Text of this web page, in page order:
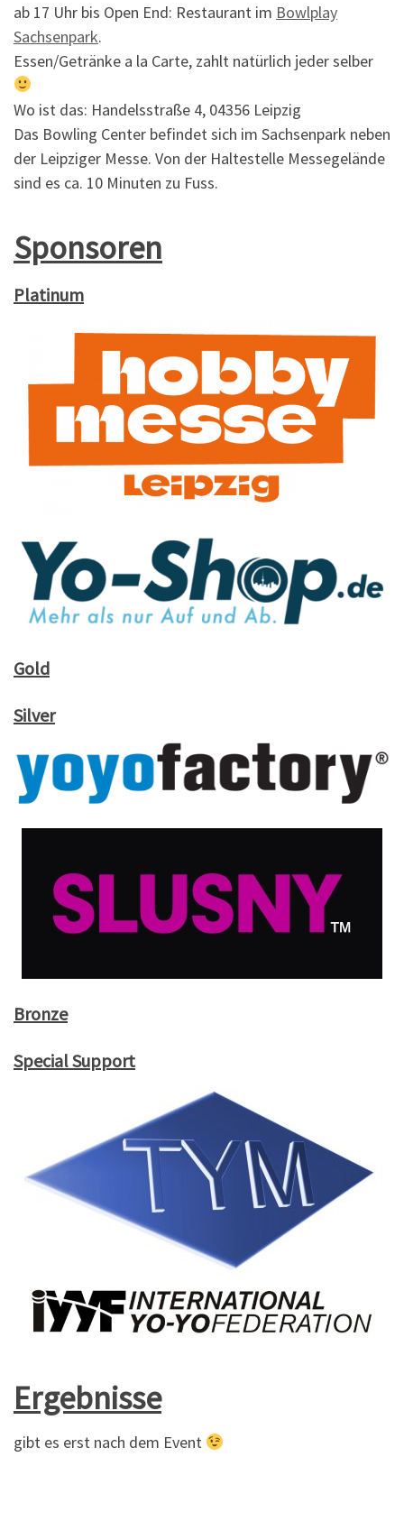
ab 17 Uhr bis Open End: Restaurant im Bowlplay
Sachsenpark.
Essen/Getränke a la Carte, zahlt natürlich jeder selber
Wo ist das: Handelsstraße 4, 04356 Leipzig
Das Bowling Center befindet sich im Sachsenpark neben
der Leipziger Messe. Von der Haltestelle Messegelände
sind es ca. 10 Minuten zu Fuss.
Sponsoren
Platinum
Gold
Silver
Bronze
Special Support
Ergebnisse
gibt es erst nach dem Event